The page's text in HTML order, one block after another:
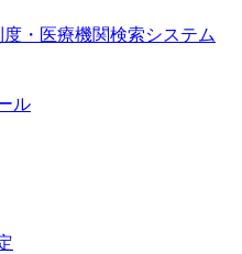
・医療機関検索システム
ル